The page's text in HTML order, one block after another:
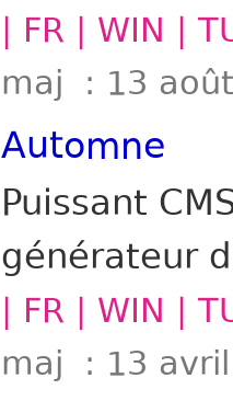
| FR | WIN |
maj : 13
Automne
Puissant
générateur
| FR | WIN |
maj : 13